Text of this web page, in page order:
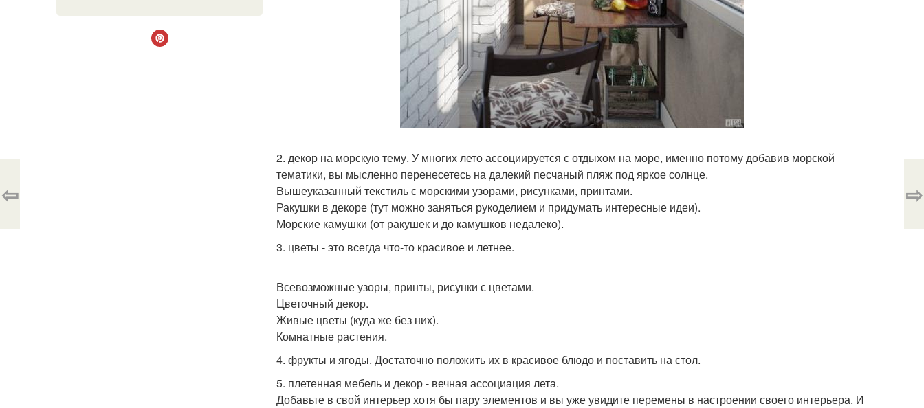
2. декор на морскую тему. У многих лето ассоциируется с отдыхом на море, именно потому добавив морской
тематики, вы мысленно перенесетесь на далекий песчаный пляж под яркое солнце.
Вышеуказанный текстиль с морскими узорами, рисунками, принтами.
Ракушки в декоре (тут можно заняться рукоделием и придумать интересные идеи).
Морские камушки (от ракушек и до камушков недалеко).
3. цветы - это всегда что-то красивое и летнее.
Всевозможные узоры, принты, рисунки с цветами.
Цветочный декор.
Живые цветы (куда же без них).
Комнатные растения.
4. фрукты и ягоды. Достаточно положить их в красивое блюдо и поставить на стол.
5. плетенная мебель и декор - вечная ассоциация лета.
Добавьте в свой интерьер хотя бы пару элементов и вы уже увидите перемены в настроении своего интерьера. И
⇦ ⇨